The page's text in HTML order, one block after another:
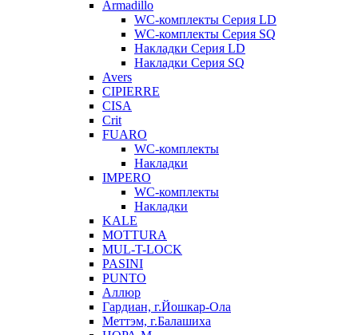
Armadillo
WC-комплекты Серия LD
WC-комплекты Серия SQ
Накладки Серия LD
Накладки Серия SQ
Avers
CIPIERRE
CISA
Crit
FUARO
WC-комплекты
Накладки
IMPERO
WC-комплекты
Накладки
KALE
MOTTURA
MUL-T-LOCK
PASINI
PUNTO
Аллюр
Гардиан, г.Йошкар-Ола
Меттэм, г.Балашиха